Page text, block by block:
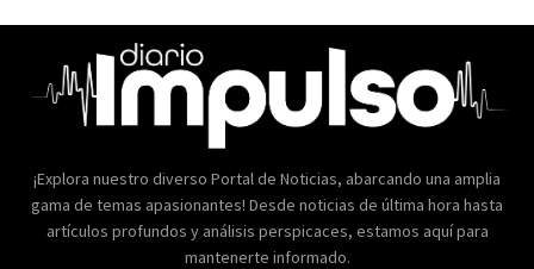
¡Explora nuestro diverso Portal de Noticias, abarcando una amplia
gama de temas apasionantes! Desde noticias de última hora hasta
artículos profundos y análisis perspicaces, estamos aquí para
mantenerte informado.